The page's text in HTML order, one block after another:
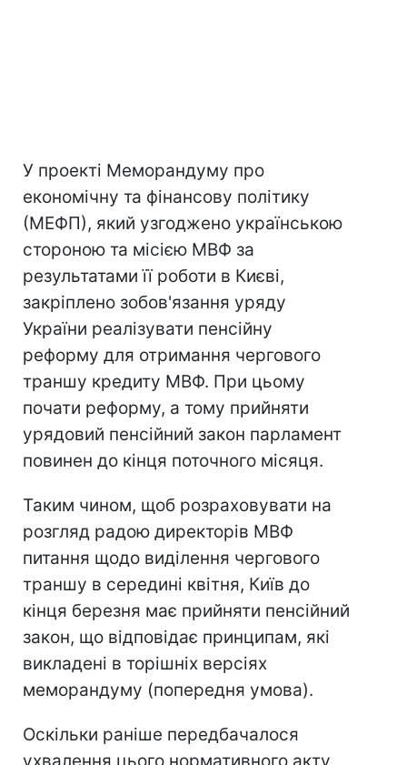
У проекті Меморандуму про
економічну та фінансову політику
(МЕФП), який узгоджено українською
стороною та місією МВФ за
результатами її роботи в Києві,
закріплено зобов'язання уряду
України реалізувати пенсійну
реформу для отримання чергового
траншу кредиту МВФ. При цьому
почати реформу, а тому прийняти
урядовий пенсійний закон парламент
повинен до кінця поточного місяця.
Таким чином, щоб розраховувати на
розгляд радою директорів МВФ
питання щодо виділення чергового
траншу в середині квітня, Київ до
кінця березня має прийняти пенсійний
закон, що відповідає принципам, які
викладені в торішніх версіях
меморандуму (попередня умова).
Оскільки раніше передбачалося